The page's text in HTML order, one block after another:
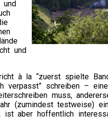
und
und
à la “zuerst spielte
verpasst” schreiben –
muss,
(zumindest testweise)
aber hoffentlich